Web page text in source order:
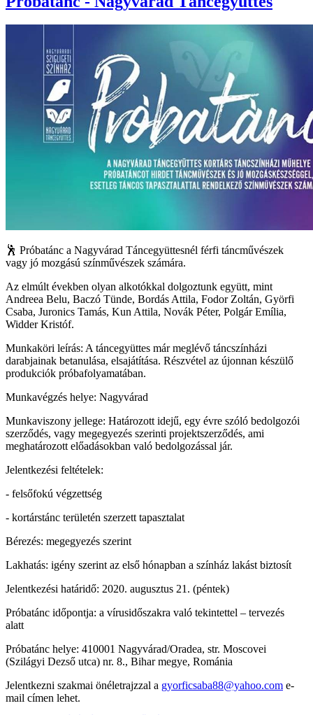
🕺 Próbatánc a Nagyvárad Táncegyüttesnél férfi táncművészek
vagy jó mozgású színművészek számára.
Az elmúlt években olyan alkotókkal dolgoztunk együtt, mint
Andreea Belu, Baczó Tünde, Bordás Attila, Fodor Zoltán, Györfi
Csaba, Juronics Tamás, Kun Attila, Novák Péter, Polgár Emília,
Widder Kristóf.
Munkaköri leírás: A táncegyüttes már meglévő táncszínházi
darabjainak betanulása, elsajátítása. Részvétel az újonnan készülő
produkciók próbafolyamatában.
Munkavégzés helye: Nagyvárad
Munkaviszony jellege: Határozott idejű, egy évre szóló bedolgozói
szerződés, vagy megegyezés szerinti projektszerződés, ami
meghatározott előadásokban való bedolgozással jár.
Jelentkezési feltételek:
- felsőfokú végzettség
- kortárstánc területén szerzett tapasztalat
Bérezés: megegyezés szerint
Lakhatás: igény szerint az első hónapban a színház lakást biztosít
Jelentkezési határidő: 2020. augusztus 21. (péntek)
Próbatánc időpontja: a vírusidőszakra való tekintettel – tervezés
alatt
Próbatánc helye: 410001 Nagyvárad/Oradea, str. Moscovei
(Szilágyi Dezső utca) nr. 8., Bihar megye, Románia
Jelentkezni szakmai önéletrajzzal a gyorficsaba88@yahoo.com e-
mail címen lehet.